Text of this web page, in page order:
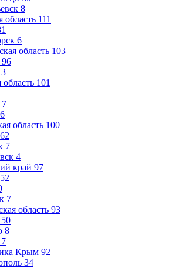
8
область 111
6
область 103
96
3
область 101
7
6
область 100
62
7
4
край 97
52
7
область 93
50
8
7
Крым 92
34